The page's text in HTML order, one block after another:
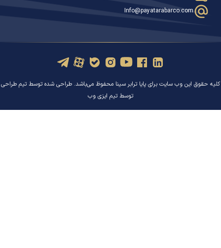
Info@payatarabarco.com
کلیه حقوق این وب سایت برای پایا ترابر سینا محفوظ می‌باشد. طراحی شده توسط تیم طراحی
توسط تیم ایزی وب